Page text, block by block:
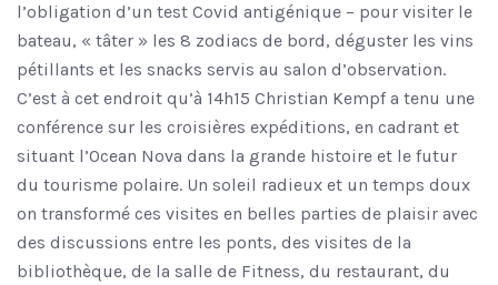
l’obligation d’un test Covid antigénique – pour visiter le
bateau, « tâter » les 8 zodiacs de bord, déguster les vins
pétillants et les snacks servis au salon d’observation.
C’est à cet endroit qu’à 14h15 Christian Kempf a tenu une
conférence sur les croisières expéditions, en cadrant et
situant l’Ocean Nova dans la grande histoire et le futur
du tourisme polaire. Un soleil radieux et un temps doux
on transformé ces visites en belles parties de plaisir avec
des discussions entre les ponts, des visites de la
bibliothèque, de la salle de Fitness, du restaurant, du